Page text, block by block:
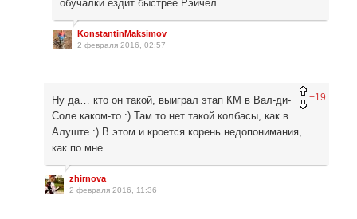
обучалки ездит быстрее Рэйчел.
KonstantinMaksimov
2 февраля 2016, 02:57
+19
Ну да… кто он такой, выиграл этап КМ в Вал-ди-
Соле каком-то :) Там то нет такой колбасы, как в
Алуште :) В этом и кроется корень недопонимания,
как по мне.
zhirnova
2 февраля 2016, 11:36